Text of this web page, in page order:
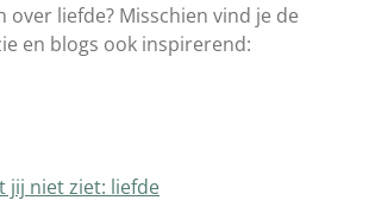
over liefde? Misschien vind je de
en blogs ook inspirerend:
jij niet ziet: liefde